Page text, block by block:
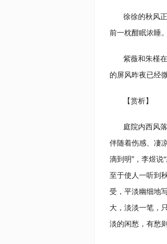
徐徐的秋风
前一枕酣眠浓睡。
紫薇和朱槿
的屏风昨夜已经微
【赏析】
庭院内西风
伴随着伤感、凄
滴到明”，李煜说
至于使人一听到
受，平淡幽细地
大，淡淡一笔，
淡的闲愁，有愁